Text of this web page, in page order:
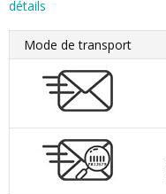
détails
Mode de transport